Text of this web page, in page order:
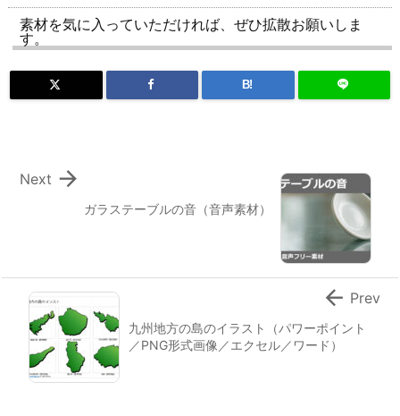
素材を気に入っていただければ、ぜひ拡散お願いしま
す。
B!
ガラステーブルの音（音声素材）

Next
九州地方の島のイラスト（パワーポイント
／PNG形式画像／エクセル／ワード）
 Prev